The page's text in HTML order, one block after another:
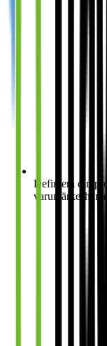
Definiera din